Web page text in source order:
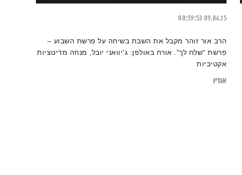
09.06.15
00:59:53
הרב אור זוהר מקבל את השבת בשיחה על פרשת השבוע –
פרשת "שלח לך". אורח באולפן: ג'יוואני יובל, מנחה מדיטציות
אקטיביות
אודיו